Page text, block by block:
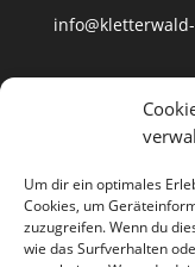
Um dir ein optimales
Cookies, um
zuzugreifen. Wenn du
wie das Surfverhalten
Postanschrift
Kletterwald
Klein
18507 Klein